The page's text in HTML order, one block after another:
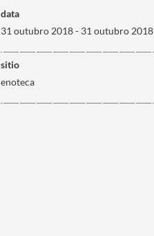
data
31 outubro 2018 - 31 outubro 2018
sitio
enoteca